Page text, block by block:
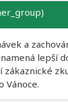
a
lepší
zákaznické
Vánoce.